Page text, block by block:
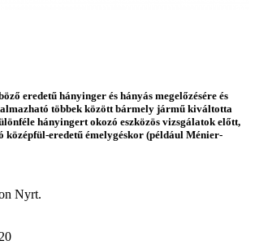
eredetű hányinger és hányás megelőzésére és
többek között bármely jármű kiváltotta
hányingert okozó eszközös vizsgálatok előtt,
középfül-eredetű émelygéskor (például Ménier-
Nyrt.